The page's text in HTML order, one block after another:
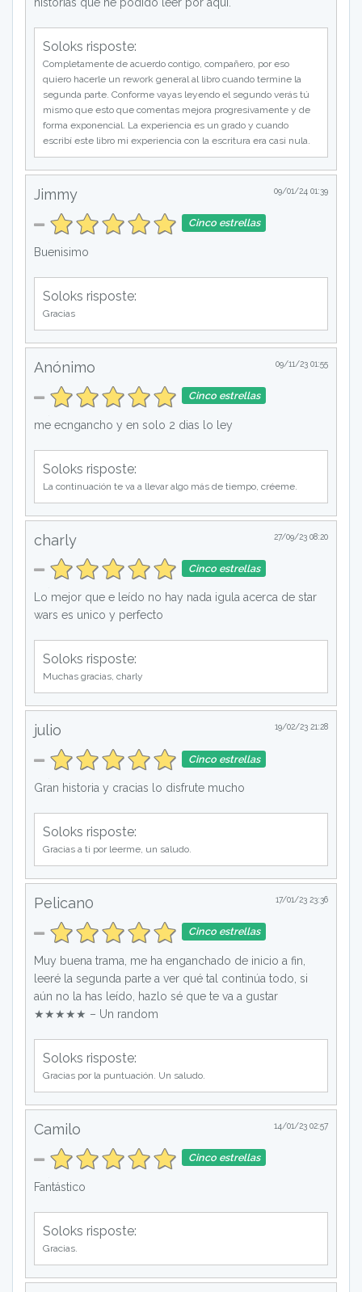
Soloks risposte:
Completamente de acuerdo contigo, compañero, por eso
quiero hacerle un rework general al libro cuando termine la
segunda parte. Conforme vayas leyendo el segundo verás tú
mismo que esto que comentas mejora progresivamente y de
forma exponencial. La experiencia es un grado y cuando
escribí este libro mi experiencia con la escritura era casi nula.
09/01/24 01:39
Jimmy
Cinco estrellas
Buenisimo
Soloks risposte:
Gracias
09/11/23 01:55
Anónimo
Cinco estrellas
me ecngancho y en solo 2 dias lo ley
Soloks risposte:
La continuación te va a llevar algo más de tiempo, créeme.
27/09/23 08:20
charly
Cinco estrellas
Lo mejor que e leído no hay nada igula acerca de star
wars es unico y perfecto
Soloks risposte:
Muchas gracias, charly
19/02/23 21:28
julio
Cinco estrellas
Gran historia y cracias lo disfrute mucho
Soloks risposte:
Gracias a ti por leerme, un saludo.
17/01/23 23:36
Pelican0
Cinco estrellas
Muy buena trama, me ha enganchado de inicio a fin,
leeré la segunda parte a ver qué tal continúa todo, si
aún no la has leído, hazlo sé que te va a gustar
★★★★★ – Un random
Soloks risposte:
Gracias por la puntuación. Un saludo.
14/01/23 02:57
Camilo
Cinco estrellas
Fantástico
Soloks risposte:
Gracias.